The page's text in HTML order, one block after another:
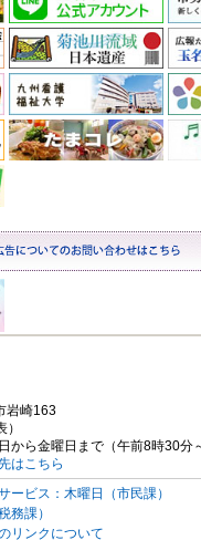
岩崎163
から金曜日まで（午前8時30分
はこちら
ービス：木曜日（市民課）
務課）
リンクについて